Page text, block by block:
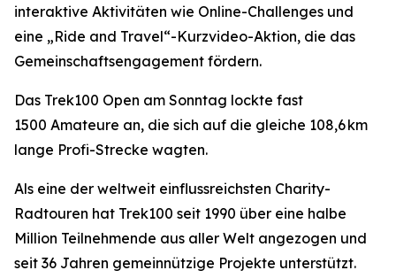
interaktive Aktivitäten wie Online-Challenges und
eine „Ride and Travel“-Kurzvideo-Aktion, die das
Gemeinschaftsengagement fördern.
Das Trek100 Open am Sonntag lockte fast
1500 Amateure an, die sich auf die gleiche 108,6 km
lange Profi-Strecke wagten.
Als eine der weltweit einflussreichsten Charity-
Radtouren hat Trek100 seit 1990 über eine halbe
Million Teilnehmende aus aller Welt angezogen und
seit 36 Jahren gemeinnützige Projekte unterstützt.